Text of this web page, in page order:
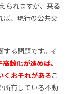
れますが、 来る
ば、現行の公共交
する問題です。そ
齢化が進めば、
くおそれがあるこ
所有している不動